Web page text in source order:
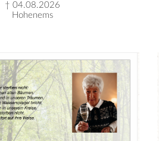
† 04.08.2026
Hohenems